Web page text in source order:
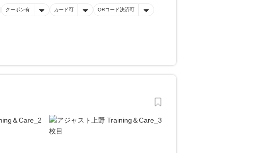
クーポン有 カード可 QRコード決済可